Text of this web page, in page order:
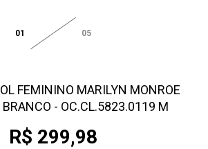
01 05
FEMININO MARILYN MONROE
BRANCO - OC.CL.5823.0119 M
R$ 299,98